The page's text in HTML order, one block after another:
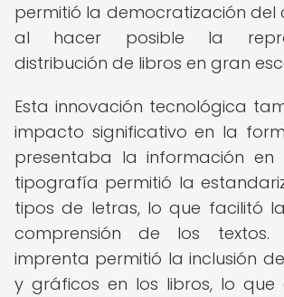
permitió la democratización del
al hacer posible la
distribución de libros en gran
Esta innovación tecnológica
impacto significativo en la
presentaba la información en
tipografía permitió la
tipos de letras, lo que facilitó
comprensión de los textos.
imprenta permitió la inclusión
y gráficos en los libros, lo que